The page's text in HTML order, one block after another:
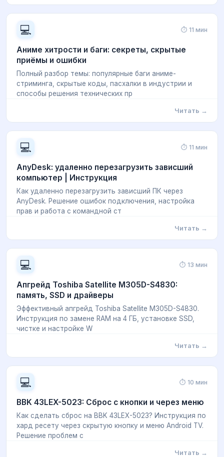
💻 ⏱ 11 мин
Аниме хитрости и баги: секреты, скрытые
приёмы и ошибки
Полный разбор темы: популярные баги аниме-
стриминга, скрытые коды, пасхалки в индустрии и
способы решения технических пр
Читать →
💻 ⏱ 11 мин
AnyDesk: удаленно перезагрузить зависший
компьютер | Инструкция
Как удаленно перезагрузить зависший ПК через
AnyDesk. Решение ошибок подключения, настройка
прав и работа с командной ст
Читать →
💻 ⏱ 13 мин
Апгрейд Toshiba Satellite M305D-S4830:
память, SSD и драйверы
Эффективный апгрейд Toshiba Satellite M305D-S4830.
Инструкция по замене RAM на 4 ГБ, установке SSD,
чистке и настройке W
Читать →
💻 ⏱ 10 мин
BBK 43LEX-5023: Сброс с кнопки и через меню
Как сделать сброс на BBK 43LEX-5023? Инструкция по
хард ресету через скрытую кнопку и меню Android TV.
Решение проблем с
Читать →